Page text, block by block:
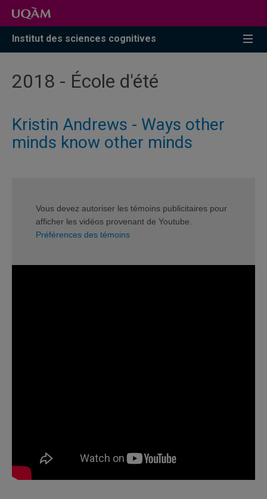
Accéder
recherche
Accéder
menu
pricipal
Accéder
zone
Institut des sciences cognitives
2018 - École d'été
Kristin Andrews - Ways other
minds know other minds
Vous devez autoriser les témoins publicitaires pour
afficher les vidéos provenant de Youtube.
Préférences des témoins